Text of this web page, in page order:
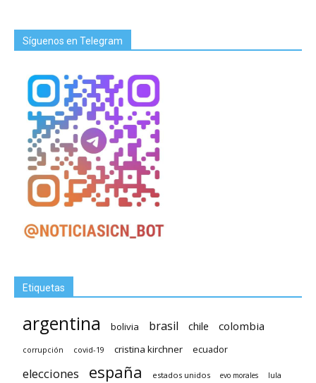
Síguenos en Telegram
Etiquetas
argentina bolivia brasil chile colombia
corrupción covid-19 cristina kirchner ecuador
elecciones españa estados unidos evo morales lula